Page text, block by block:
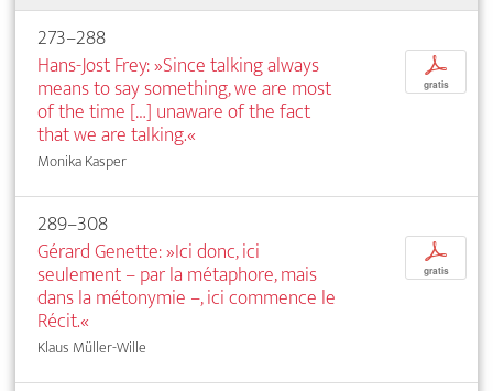
273–288
Hans-Jost Frey: »Since talking always
means to say something, we are most
of the time […] unaware of the fact
that we are talking.«
Monika Kasper
p
gratis
289–308
Gérard Genette: »Ici donc, ici
seulement – par la métaphore, mais
dans la métonymie –, ici commence le
Récit.«
Klaus Müller-Wille
p
gratis